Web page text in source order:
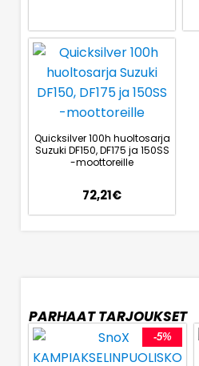
Quicksilver 100h huoltosarja
Suzuki DF150, DF175 ja 150SS
-moottoreille
72,21€
PARHAAT TARJOUKSET
-5%